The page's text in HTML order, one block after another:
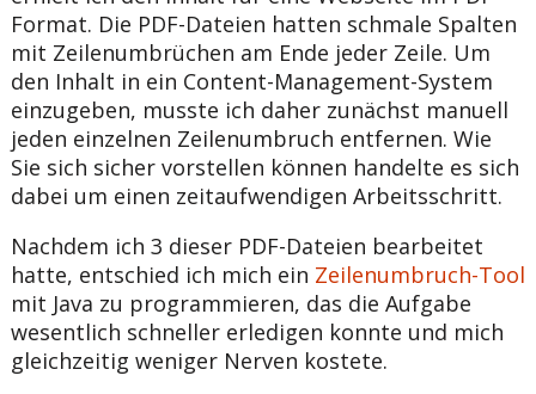
Format. Die PDF-Dateien hatten schmale Spalten
mit Zeilenumbrüchen am Ende jeder Zeile. Um
den Inhalt in ein Content-Management-System
einzugeben, musste ich daher zunächst manuell
jeden einzelnen Zeilenumbruch entfernen. Wie
Sie sich sicher vorstellen können handelte es sich
dabei um einen zeitaufwendigen Arbeitsschritt.
Nachdem ich 3 dieser PDF-Dateien bearbeitet
hatte, entschied ich mich ein Zeilenumbruch-Tool
mit Java zu programmieren, das die Aufgabe
wesentlich schneller erledigen konnte und mich
gleichzeitig weniger Nerven kostete.